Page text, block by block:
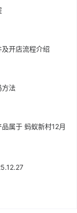
及开店流程介绍
方法
属于 蚂蚁新村12月